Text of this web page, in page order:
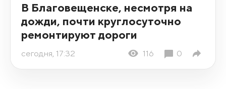
В Благовещенске, несмотря на
дожди, почти круглосуточно
ремонтируют дороги
сегодня, 17:32 116 0